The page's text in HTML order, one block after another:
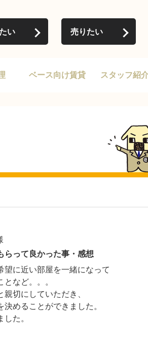
い 売りたい
ベース向け賃貸 スタッフ紹
らって良かった事・感想
望に近い部屋を一緒になって
など。。。
親切にしていただき、
決めることができました。
た。